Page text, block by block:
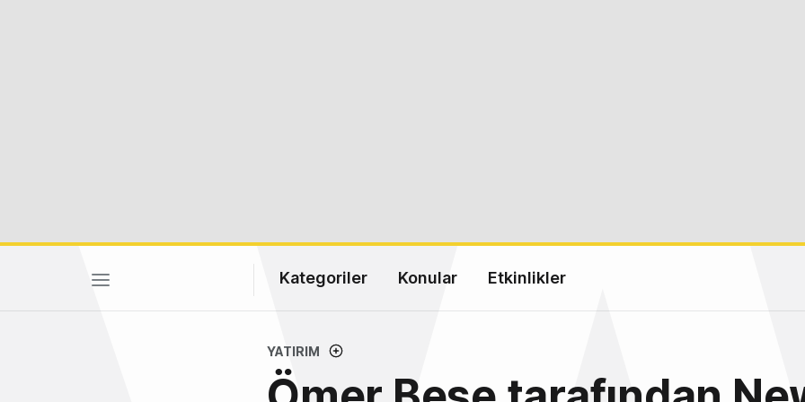
Kategoriler Konular Etkinlikler
YATIRIM